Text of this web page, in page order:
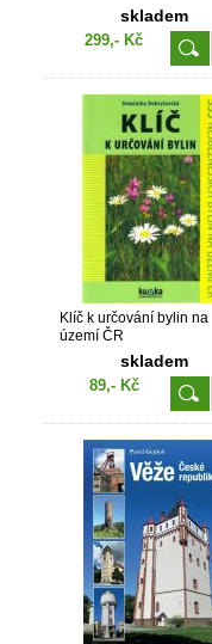
skladem
299,- Kč
Klíč k určování bylin na
území ČR
skladem
89,- Kč